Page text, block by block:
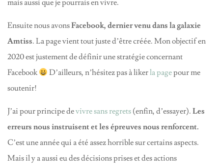
mais aussi que je pourrais en vivre.
Ensuite nous avonsFacebook, dernier venu dans la galaxie
Amtiss. La page vient tout juste d’être créée. Mon objectif en
2020 est justement de définir une stratégie concernant
Facebook
D’ailleurs, n’hésitez pas à likerla pagepour me
soutenir!
J’ai pour principe devivre sans regrets (enfin, d’essayer). Les
erreurs nous instruisent et les épreuves nous renforcent.
C’est une année qui a été assez horrible sur certains aspects.
Mais il y a aussi eu des décisions prises et des actions